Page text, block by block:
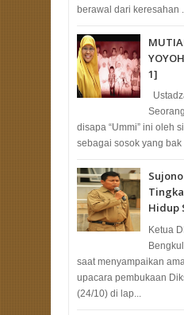
berawal dari keresahan ...
1]
disapa “Ummi” ini oleh
sebagai sosok yang bak
Hidup
Ketua
saat menyampaikan
upacara pembukaan
(24/10) di lap...